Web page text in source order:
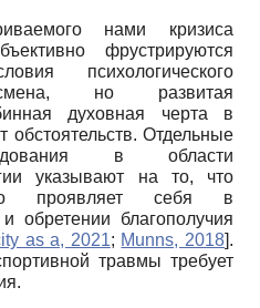
нами кризиса
фрустрируются
психологического
но развитая
духовная черта в
Отдельные
в области
указывают на то, что
проявляет себя в
обретении благополучия
as a, 2021; Munns, 2018].
травмы требует